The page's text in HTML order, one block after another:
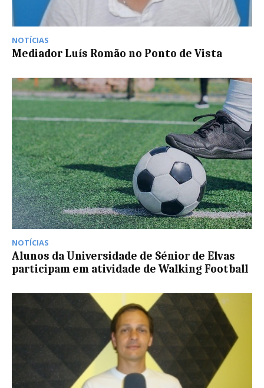
NOTÍCIAS
Mediador Luís Romão no Ponto de Vista
NOTÍCIAS
Alunos da Universidade de Sénior de Elvas
participam em atividade de Walking Football